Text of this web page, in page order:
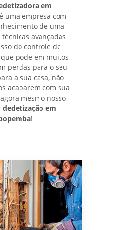
em
uma empresa com
de uma
avançadas
do controle de
pode em muitos
perdas para o seu
a sua casa, não
acabarem com sua
mesmo nosso
dedetização em
!